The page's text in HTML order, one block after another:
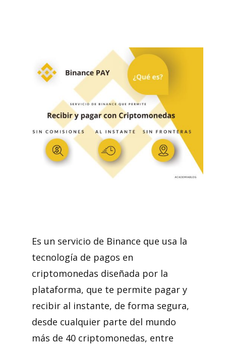
Es un servicio de Binance que usa la
tecnología de pagos en
criptomonedas diseñada por la
plataforma, que te permite pagar y
recibir al instante, de forma segura,
desde cualquier parte del mundo
más de 40 criptomonedas, entre